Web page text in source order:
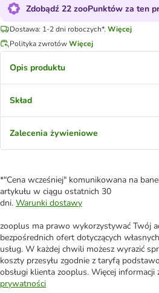
Zdobądź 22 zooPunktów za ten
Dostawa: 1-2 dni roboczych*. Więcej
Polityka zwrotówWięcej
Opis produktu
Skład
Zalecenia żywieniowe
*"Cena wcześniej" komunikowana na
artykułu w ciągu ostatnich 30
dni. Warunki dostawy
zooplus ma prawo wykorzystywać Twój
bezpośrednich ofert dotyczących
usług. W każdej chwili możesz wyrazić
koszty przesyłu zgodnie z taryfą
obsługi klienta zooplus. Więcej informacji
prywatności